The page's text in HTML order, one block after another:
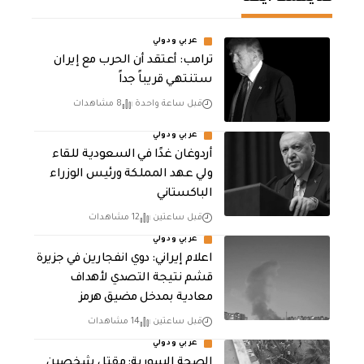
عربي ودولي
‏ترامب: أعتقد أن الحرب مع إيران
ستنتهي قريباً جداً
قبل ساعة واحدة 8 مشاهدات
عربي ودولي
أردوغان غدًا في السعودية للقاء
ولي عهد المملكة ورئيس الوزراء
الباكستاني
قبل ساعتين 12 مشاهدات
عربي ودولي
اعلام إيراني: دوي انفجارين في جزيرة
قشم نتيجة التصدي لأهداف
معادية بمدخل مضيق هرمز
قبل ساعتين 14 مشاهدات
عربي ودولي